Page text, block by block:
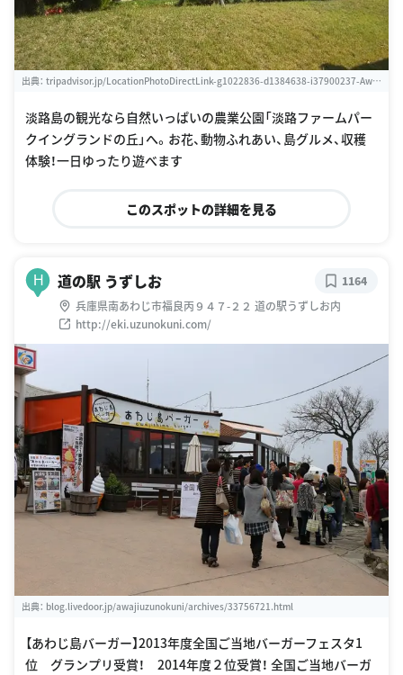
出典： tripadvisor.jp/LocationPhotoDirectLink-g1022836-d1384638-i37900237-Awaj
淡路島の観光なら自然いっぱいの農業公園「淡路ファームパー
クイングランドの丘」へ。お花、動物ふれあい、島グルメ、収穫
体験！一日ゆったり遊べます
このスポットの詳細を見る
H 道の駅 うずしお
兵庫県南あわじ市福良丙９４７-２２ 道の駅うずしお内
http://eki.uzunokuni.com/
1164
出典： blog.livedoor.jp/awajiuzunokuni/archives/33756721.html
【あわじ島バーガー】2013年度全国ご当地バーガーフェスタ1
位 グランプリ受賞！ 2014年度２位受賞！ 全国ご当地バーガ